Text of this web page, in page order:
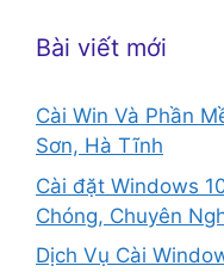
Bài viết mới
Cài Win Và Phần
Sơn, Hà Tĩnh
Cài đặt Windows
Chóng, Chuyên
Dịch Vụ Cài